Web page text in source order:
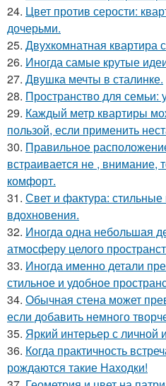
24. Цвет против серости:
дочерьми.
25. Двухкомнатная квартира
26. Иногда самые крутые
27. Двушка мечты в сталинке.
28. Пространство для семьи:
29. Каждый метр квартиры
пользой, если применить
30. Правильное
встраивается не , внимание,
комфорт.
31. Свет и фактура:
вдохновения.
32. Иногда одна небольшая
атмосферу целого
33. Иногда именно детали
стильное и удобное
34. Обычная стена может
если добавить немного
35. Яркий интерьер с личной
36. Когда практичность
рождаются такие Находки!